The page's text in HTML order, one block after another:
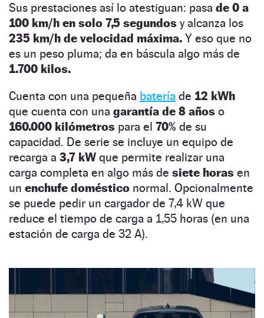
Sus prestaciones así lo atestiguan: pasa de 0 a
100 km/h en solo 7,5 segundos y alcanza los
235 km/h de velocidad máxima. Y eso que no
es un peso pluma; da en báscula algo más de
1.700 kilos.
Cuenta con una pequeña batería de 12 kWh
que cuenta con una garantía de 8 años o
160.000 kilómetros para el 70% de su
capacidad. De serie se incluye un equipo de
recarga a 3,7 kW que permite realizar una
carga completa en algo más de siete horas en
un enchufe doméstico normal. Opcionalmente
se puede pedir un cargador de 7,4 kW que
reduce el tiempo de carga a 1,55 horas (en una
estación de carga de 32 A).